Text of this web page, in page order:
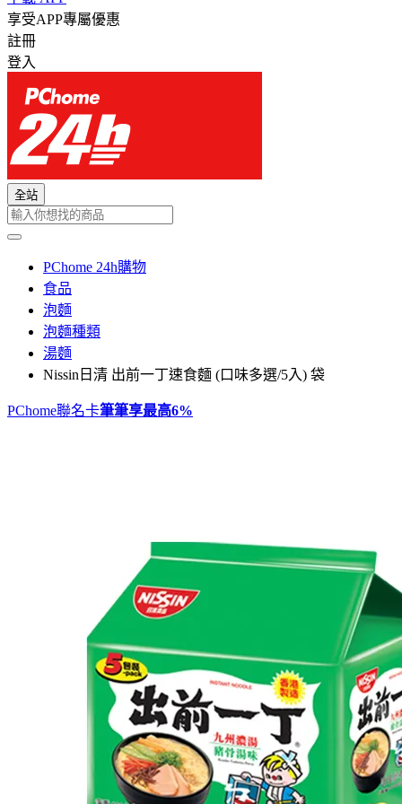
享受APP專屬優惠
註冊
登入
全站
PChome 24h購物
食品
泡麵
泡麵種類
湯麵
Nissin日清 出前一丁速食麵 (口味多選/5入) 袋
PChome聯名卡筆筆享最高6%